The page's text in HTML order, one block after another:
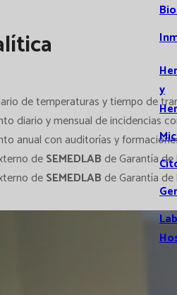
y
de temperaturas y tiempo de
diario y mensual de incidencias
anual con auditorías y
deSEMEDLAB de Garantía
deSEMEDLAB de Garantía